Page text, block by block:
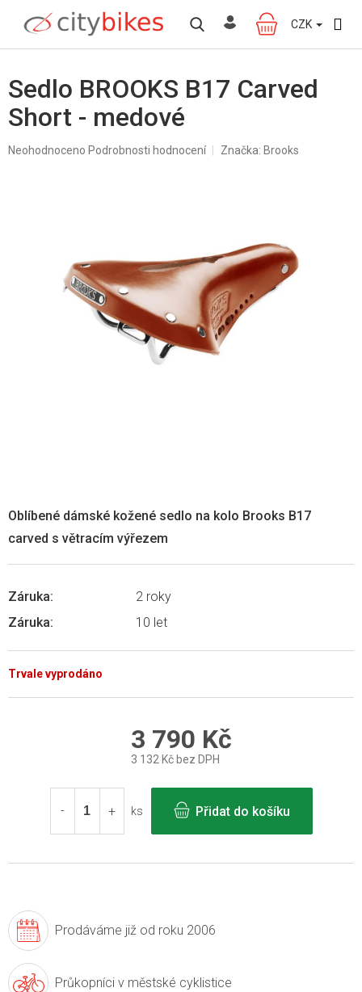
obsah
NÁKUPNÍ
KOŠÍK
CZK
Sedlo BROOKS B17 Carved
Short - medové
Průměrné
Neohodnoceno Podrobnosti hodnocení Značka: Brooks
Trvale vyprodáno
Záruka:
2 roky
Záruka: 10 let
Oblíbené dámské kožené sedlo na kolo Brooks B17
carved s větracím výřezem
3 790 Kč
3 132 Kč bez DPH
cena:
ks
Přidat do košíku
Prodáváme již od roku 2006
Průkopníci v městské cyklistice